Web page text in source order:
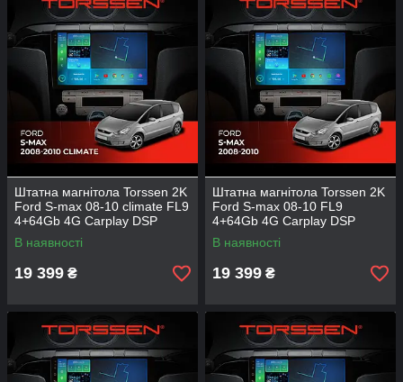
Штатна магнітола Torssen 2K
Ford S-max 08-10 climate FL9
4+64Gb 4G Carplay DSP
В наявності
19 399 ₴
Штатна магнітола Torssen 2K
Ford S-max 08-10 FL9
4+64Gb 4G Carplay DSP
В наявності
19 399 ₴